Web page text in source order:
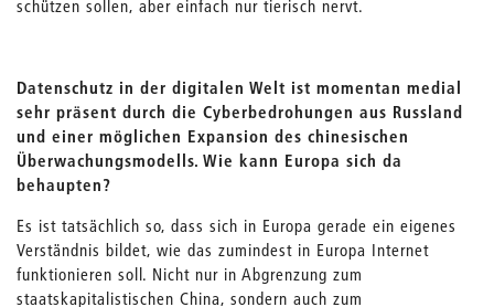
schützen sollen, aber einfach nur tierisch nervt.
Datenschutz in der digitalen Welt ist momentan medial
sehr präsent durch die Cyberbedrohungen aus Russland
und einer möglichen Expansion des chinesischen
Überwachungsmodells. Wie kann Europa sich da
behaupten?
Es ist tatsächlich so, dass sich in Europa gerade ein eigenes
Verständnis bildet, wie das zumindest in Europa Internet
funktionieren soll. Nicht nur in Abgrenzung zum
staatskapitalistischen China, sondern auch zum